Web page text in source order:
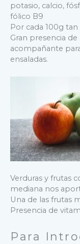
potasio, calcio,
fólico B9
Por cada 100g
Gran presencia
acompañante
ensaladas.
Verduras y frutas
mediana nos
Una de las frutas
Presencia de
Para